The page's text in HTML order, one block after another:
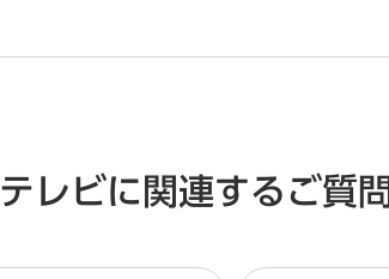
テレビに関連するご質問